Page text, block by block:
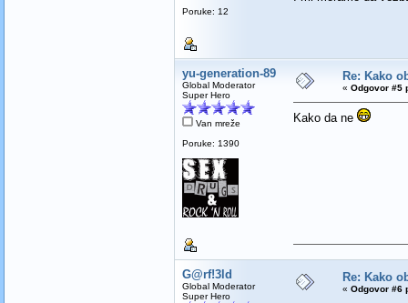
Poruke: 12
yu-generation-89
Global Moderator
Super Hero
Van mreže
Poruke: 1390
Re: Kako
« Odgovor #5
Kako da ne
G@rf!3ld
Global Moderator
Super Hero
Re: Kako
« Odgovor #6